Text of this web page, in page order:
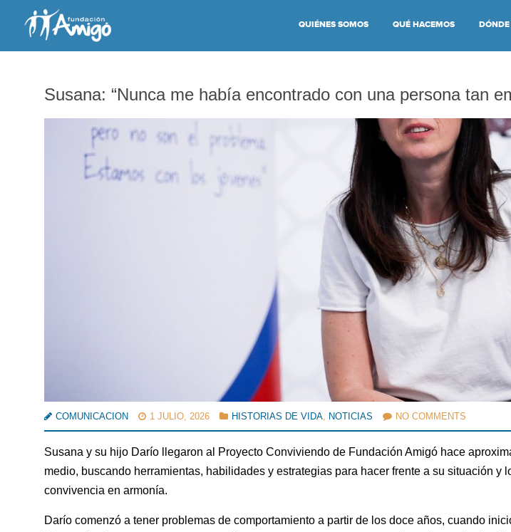
QUIÉNES SOMOS QUÉ HACEMOS DÓNDE
Susana: “Nunca me había encontrado con una persona tan
COMUNICACION 1 JULIO, 2026 HISTORIAS DE VIDA, NOTICIAS NO COMMENTS
Susana y su hijo Darío llegaron al Proyecto Conviviendo de Fundación Amigó hace
medio, buscando herramientas, habilidades y estrategias para hacer frente a su situación y
convivencia en armonía.
Darío comenzó a tener problemas de comportamiento a partir de los doce años, cuando